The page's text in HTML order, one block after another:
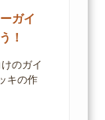
ガイ
！
のガイ
キの作